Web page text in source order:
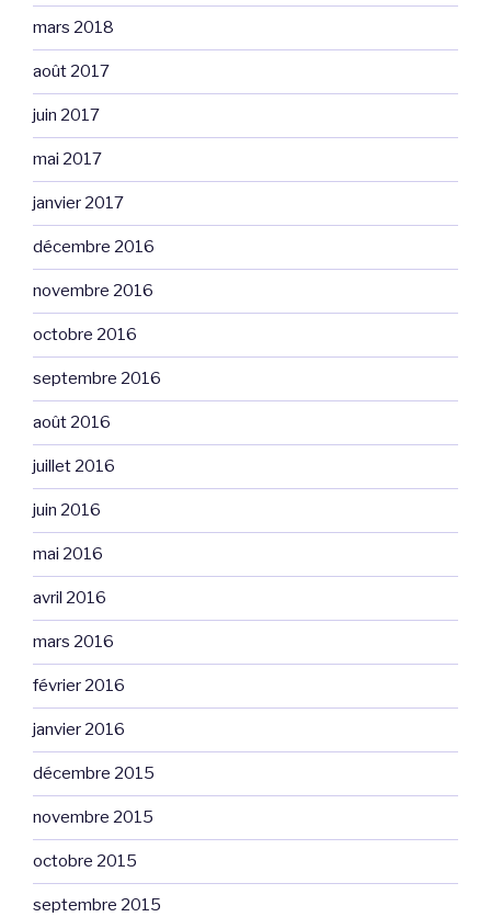
mars 2018
août 2017
juin 2017
mai 2017
janvier 2017
décembre 2016
novembre 2016
octobre 2016
septembre 2016
août 2016
juillet 2016
juin 2016
mai 2016
avril 2016
mars 2016
février 2016
janvier 2016
décembre 2015
novembre 2015
octobre 2015
septembre 2015